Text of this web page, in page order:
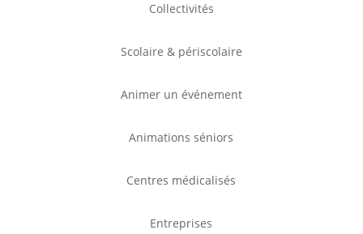
Collectivités
Scolaire & périscolaire
Animer un événement
Animations séniors
Centres médicalisés
Entreprises